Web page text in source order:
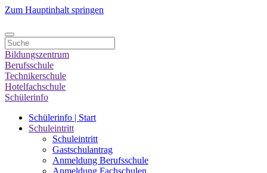
Zum Hauptinhalt springen
Bildungszentrum
Berufsschule
Technikerschule
Hotelfachschule
Schülerinfo
Schülerinfo | Start
Schuleintritt
Schuleintritt
Gastschulantrag
Anmeldung Berufsschule
Anmeldung Fachschulen